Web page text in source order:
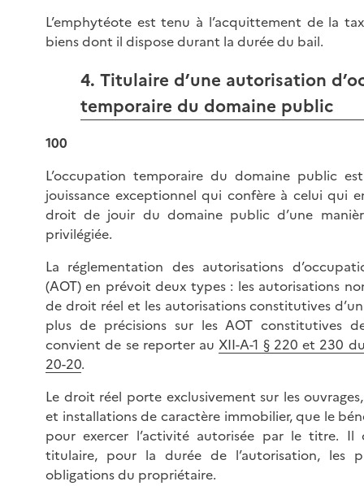
L’emphytéote est tenu à l’acquittement de la
biens dont il dispose durant la durée du bail.
4. Titulaire d’une autorisation
temporaire du domaine public
100
L’occupation temporaire du domaine public
jouissance exceptionnel qui confère à celui qui
droit de jouir du domaine public d’une
privilégiée.
La réglementation des autorisations
(AOT) en prévoit deux types : les autorisations
de droit réel et les autorisations constitutives
plus de précisions sur les AOT constitutives
convient de se reporter auXII-A-1 § 220 et 230 du
20-20.
Le droit réel porte exclusivement sur les
et installations de caractère immobilier, que le
pour exercer l’activité autorisée par le titre. Il
titulaire, pour la durée de l’autorisation, les
obligations du propriétaire.